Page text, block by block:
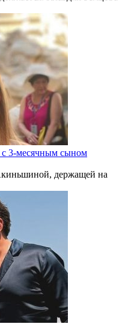
3-месячным сыном
держащей на